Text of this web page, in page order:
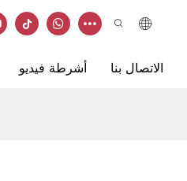
أشرطة فيديو الاتصال بنا